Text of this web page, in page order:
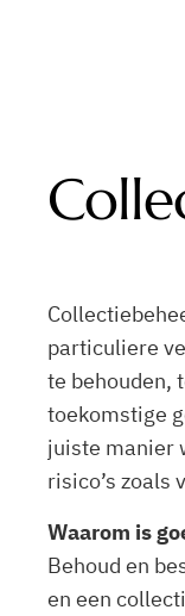
particuliere
te behouden,
toekomstige
juiste manier
risico’s
Waarom is
Behoud en
en een